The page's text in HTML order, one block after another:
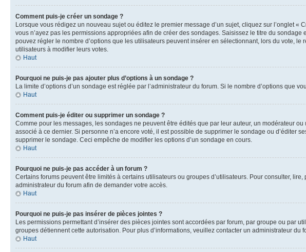
Comment puis-je créer un sondage ?
Lorsque vous rédigez un nouveau sujet ou éditez le premier message d’un sujet, cliquez sur l’onglet
vous n’ayez pas les permissions appropriées afin de créer des sondages. Saisissez le titre du
pouvez régler le nombre d’options que les utilisateurs peuvent insérer en sélectionnant, lors du vote,
utilisateurs à modifier leurs votes.
Haut
Pourquoi ne puis-je pas ajouter plus d’options à un sondage ?
La limite d’options d’un sondage est réglée par l’administrateur du forum. Si le nombre d’options que
Haut
Comment puis-je éditer ou supprimer un sondage ?
Comme pour les messages, les sondages ne peuvent être édités que par leur auteur, un modérateur
associé à ce dernier. Si personne n’a encore voté, il est possible de supprimer le sondage ou
supprimer le sondage. Ceci empêche de modifier les options d’un sondage en cours.
Haut
Pourquoi ne puis-je pas accéder à un forum ?
Certains forums peuvent être limités à certains utilisateurs ou groupes d’utilisateurs. Pour consulter,
administrateur du forum afin de demander votre accès.
Haut
Pourquoi ne puis-je pas insérer de pièces jointes ?
Les permissions permettant d’insérer des pièces jointes sont accordées par forum, par groupe ou par
groupes détiennent cette autorisation. Pour plus d’informations, veuillez contacter un administrateur du
Haut